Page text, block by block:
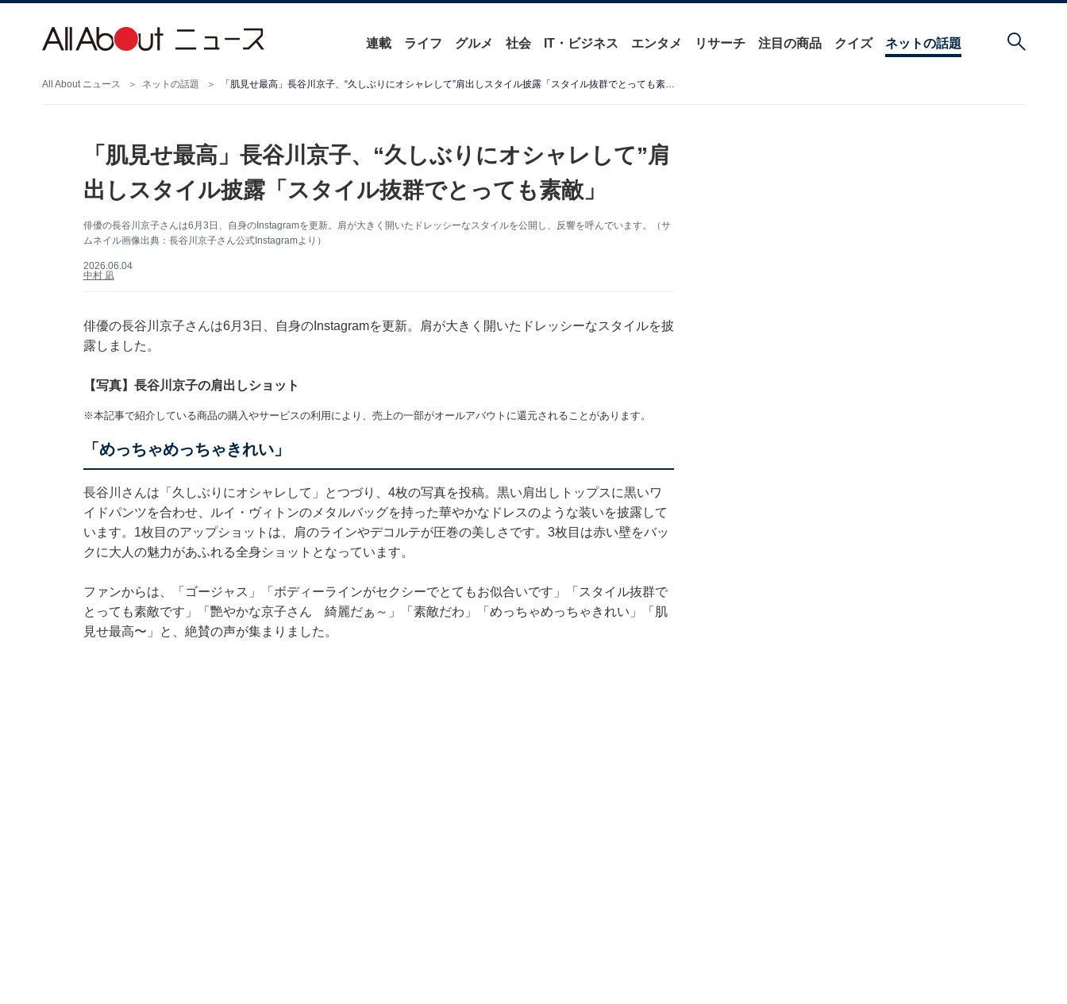
連載 ライフ グルメ 社会 IT・ビジネス エンタメ リサーチ 注目の商品 クイズ ネットの話題
All About ニュース ネットの話題 「肌見せ最高」長谷川京子、“久しぶりにオシャレして”肩出しスタイル披露「スタイル抜群でとっても素敵」
「肌見せ最高」長谷川京子、“久しぶりにオシャレして”肩
出しスタイル披露「スタイル抜群でとっても素敵」
俳優の長谷川京子さんは6月3日、自身のInstagramを更新。肩が大きく開いたドレッシーなスタイルを公開し、反響を呼んでいます。（サ
ムネイル画像出典：長谷川京子さん公式Instagramより）
2026.06.04
中村 凪
俳優の長谷川京子さんは6月3日、自身のInstagramを更新。肩が大きく開いたドレッシーなスタイルを披
露しました。
【写真】長谷川京子の肩出しショット
※本記事で紹介している商品の購入やサービスの利用により、売上の一部がオールアバウトに還元されることがあります。
「めっちゃめっちゃきれい」
長谷川さんは「久しぶりにオシャレして」とつづり、4枚の写真を投稿。黒い肩出しトップスに黒いワ
イドパンツを合わせ、ルイ・ヴィトンのメタルバッグを持った華やかなドレスのような装いを披露して
います。1枚目のアップショットは、肩のラインやデコルテが圧巻の美しさです。3枚目は赤い壁をバッ
クに大人の魅力があふれる全身ショットとなっています。
ファンからは、「ゴージャス」「ボディーラインがセクシーでとてもお似合いです」「スタイル抜群で
とっても素敵です」「艷やかな京子さん 綺麗だぁ～」「素敵だわ」「めっちゃめっちゃきれい」「肌
見せ最高〜」と、絶賛の声が集まりました。